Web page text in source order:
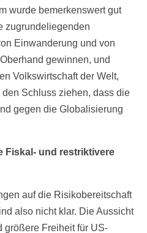
wurde bemerkenswert gut
zugrundeliegenden
Einwanderung und von
gewinnen, und
Volkswirtschaft der Welt,
Schluss ziehen, dass die
gegen die Globalisierung
Fiskal- und restriktivere
auf die Risikobereitschaft
also nicht klar. Die Aussicht
größere Freiheit für US-